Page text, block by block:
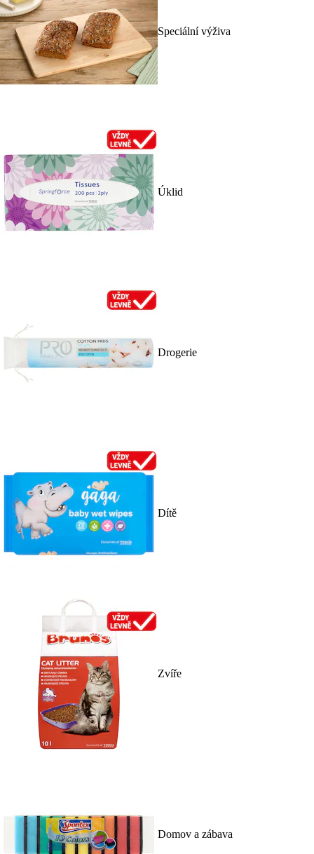
Speciální výživa
Úklid
Drogerie
Dítě
Zvíře
Domov a zábava